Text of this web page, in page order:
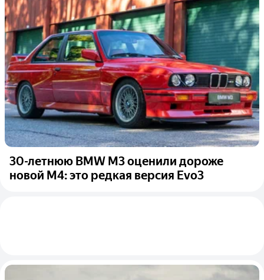
30-летнюю BMW M3 оценили дороже
новой M4: это редкая версия Evo3